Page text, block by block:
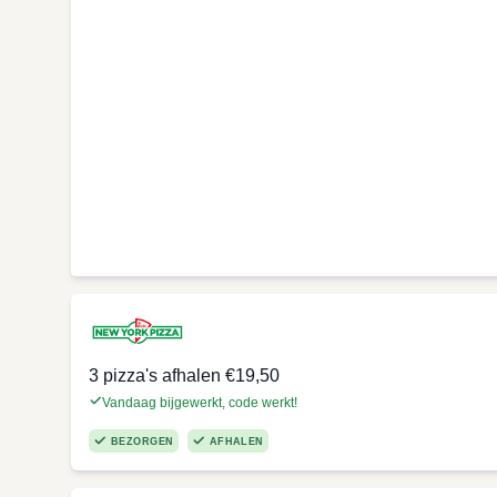
3 pizza's afhalen €19,50
Vandaag bijgewerkt, code werkt!
BEZORGEN AFHALEN